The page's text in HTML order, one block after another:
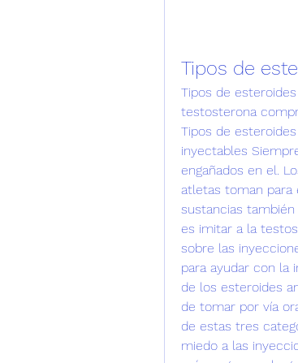
Tipos de
Tipos de
testosterona
Tipos de
inyectables
engañados en el.
atletas toman para
sustancias
es imitar a la
sobre las
para ayudar con la
de los esteroides
de tomar por vía
de estas tres
miedo a las